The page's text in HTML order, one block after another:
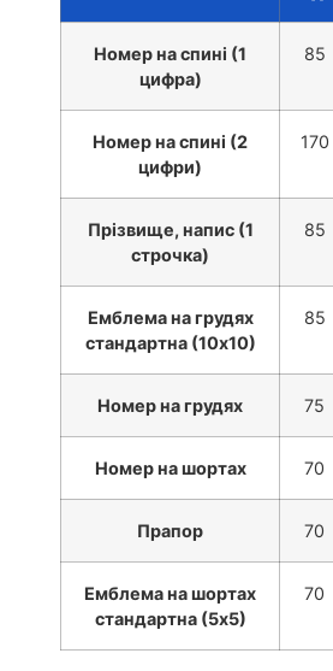
Номер на спині (1
цифра)
85
Номер на спині (2
цифри)
170
Прізвище, напис (1
строчка)
85
Емблема на грудях
стандартна (10х10)
85
Номер на грудях 75
Номер на шортах 70
Прапор 70
Емблема на шортах
стандартна (5х5)
70